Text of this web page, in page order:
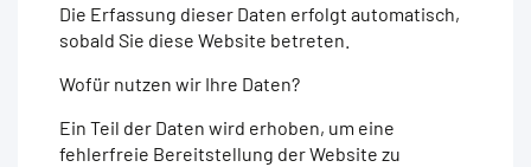
Die Erfassung dieser Daten erfolgt automatisch,
sobald Sie diese Website betreten.
Wofür nutzen wir Ihre Daten?
Ein Teil der Daten wird erhoben, um eine
fehlerfreie Bereitstellung der Website zu